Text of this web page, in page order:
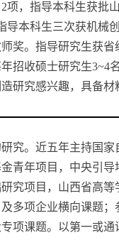
2项，指导本科生获批
导本科生三次获机械
奖。指导研究生获省
招收硕士研究生3~4
研究感兴趣，具备材
究。近五年主持国家
青年项目，中央引导
究项目，山西省高等
及多项企业横向课题 ；
项课题。以第一或通